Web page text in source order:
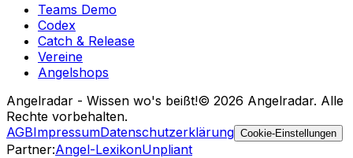
Teams Demo
Codex
Catch & Release
Vereine
Angelshops
Angelradar - Wissen wo's beißt!© 2026 Angelradar. Alle
Rechte vorbehalten.
AGBImpressumDatenschutzerklärung Cookie-Einstellungen
Partner:Angel-LexikonUnpliant